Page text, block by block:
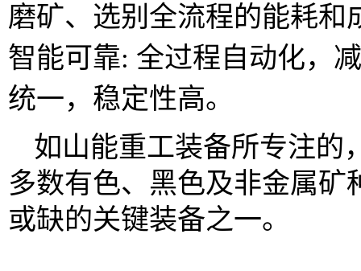
磨矿、选别全流程的能耗和
智能可靠: 全过程自动化，
统一，稳定性高。
如山能重工装备所专注的
多数有色、黑色及非金属
或缺的关键装备之一。